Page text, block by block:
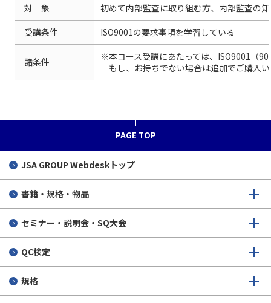
対 象
初めて内部監査に取り組む方、内部監査の
受講条件
ISO9001の要求事項を学習している
諸条件
※本コース受講にあたっては、ISO9001（
もし、お持ちでない場合は追加でご購入
PAGE TOP
JSA GROUP Webdeskトップ
書籍・規格・物品
セミナー・説明会・SQ大会
QC検定
規格